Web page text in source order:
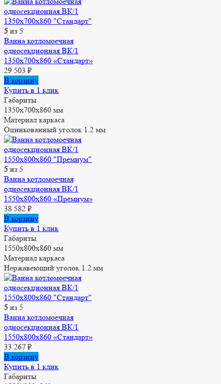
5 из 5
Ванна котломоечная
односекционная ВК/1
1350x700x860 «Стандарт»
29 503 ₽
В корзину
Купить в 1 клик
Габариты
1350x700x860 мм
Материал каркаса
Оцинкованный уголок 1.2 мм
5 из 5
Ванна котломоечная
односекционная ВК/1
1550x800x860 «Премиум»
38 582 ₽
В корзину
Купить в 1 клик
Габариты
1550x800x860 мм
Материал каркаса
Нержавеющий уголок 1.2 мм
5 из 5
Ванна котломоечная
односекционная ВК/1
1550x800x860 «Стандарт»
33 267 ₽
В корзину
Купить в 1 клик
Габариты